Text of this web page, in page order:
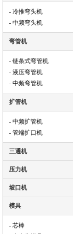
- 冷推弯头机
- 中频弯头机
弯管机
- 链条式弯管机
- 液压弯管机
- 中频弯管机
扩管机
- 中频扩管机
- 管端扩口机
三通机
压力机
坡口机
模具
- 芯棒